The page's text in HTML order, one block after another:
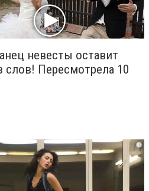
невесты оставит
слов! Пересмотрела 10
i